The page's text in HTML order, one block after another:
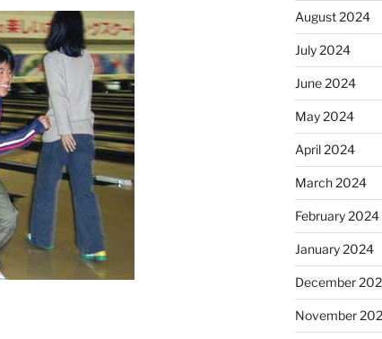
August 2024
July 2024
June 2024
May 2024
April 2024
March 2024
February 2024
January 2024
December
November